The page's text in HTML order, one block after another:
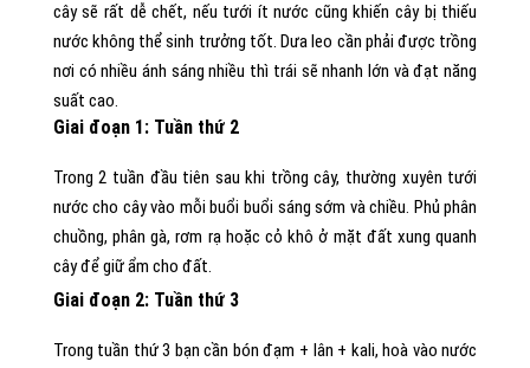
cây sẽ rất dễ chết, nếu tưới ít nước cũng khiến cây bị thiếu
nước không thể sinh trưởng tốt. Dưa leo cần phải được trồng
nơi có nhiều ánh sáng nhiều thì trái sẽ nhanh lớn và đạt năng
suất cao.
Giai đoạn 1: Tuần thứ 2
Trong 2 tuần đầu tiên sau khi trồng cây, thường xuyên tưới
nước cho cây vào mỗi buổi buổi sáng sớm và chiều. Phủ phân
chuồng, phân gà, rơm rạ hoặc cỏ khô ở mặt đất xung quanh
cây để giữ ẩm cho đất.
Giai đoạn 2: Tuần thứ 3
Trong tuần thứ 3 bạn cần bón đạm + lân + kali, hoà vào nước